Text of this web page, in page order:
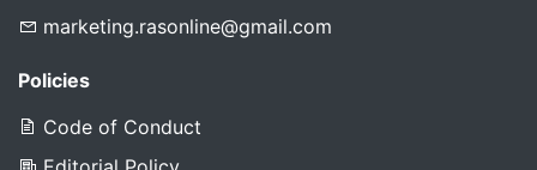
marketing.rasonline@gmail.com
Policies
Code of Conduct